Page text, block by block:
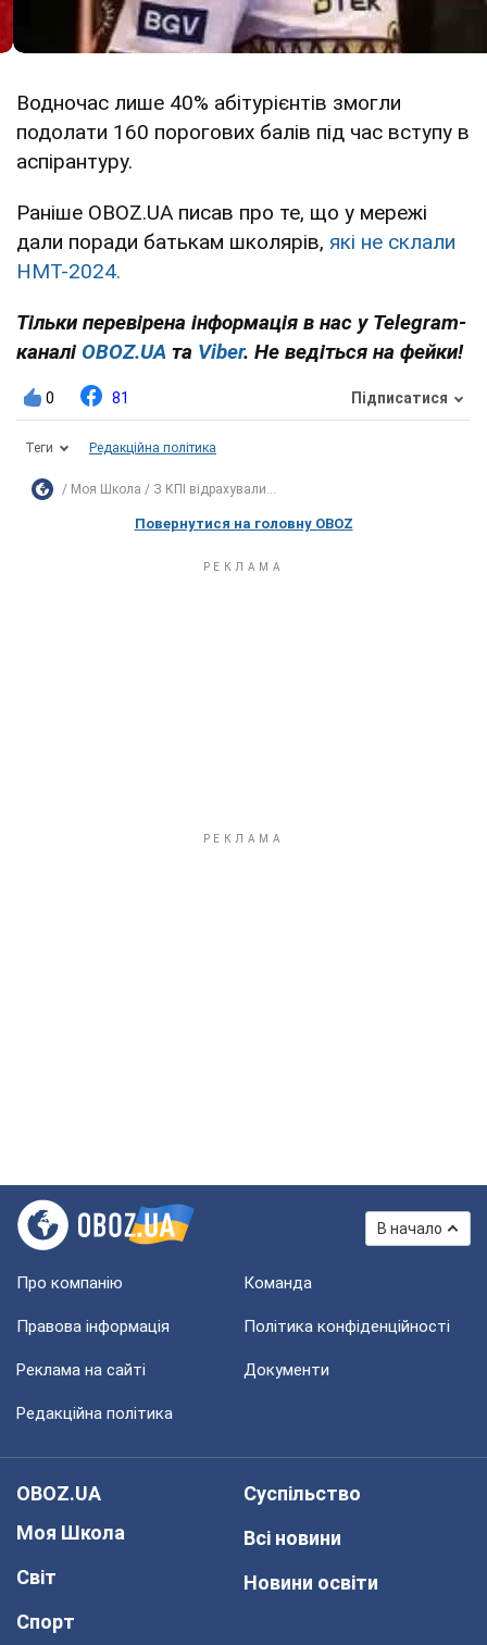
Водночас лише 40% абітурієнтів змогли
подолати 160 порогових балів під час вступу в
аспірантуру.
Раніше OBOZ.UA писав про те, що у мережі
дали поради батькам школярів, які не склали
НМТ-2024.
Тільки перевірена інформація в нас у Telegram-
каналі OBOZ.UA та Viber. Не ведіться на фейки!
0 81 Підписатися
Теги Редакційна політика
Моя Школа З КПІ відрахували...
Повернутися на головну OBOZ
В начало
Про компанію Команда
Правова інформація Політика конфіденційності
Реклама на сайті Документи
Редакційна політика
OBOZ.UA
Моя Школа
Світ
Спорт
Суспільство
Всі новини
Новини освіти